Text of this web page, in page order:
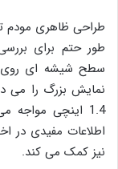
طراحی ظاهری مودم
طور حتم برای
سطح شیشه ای
نمایش بزرگ را می
اطلاعات مفیدی در
نیز کمک می کند.